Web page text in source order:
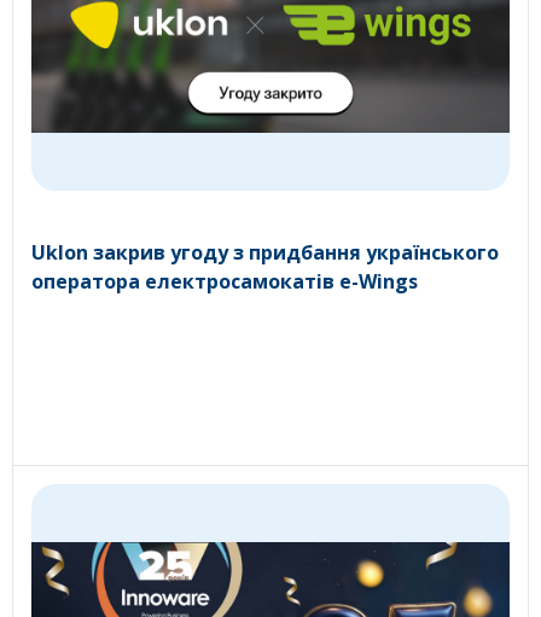
Uklon закрив угоду з придбання українського
оператора електросамокатів e-Wings